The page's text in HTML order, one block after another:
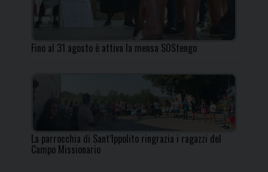
Fino al 31 agosto è attiva la mensa SOStengo
La parrocchia di Sant’Ippolito ringrazia i ragazzi del
Campo Missionario